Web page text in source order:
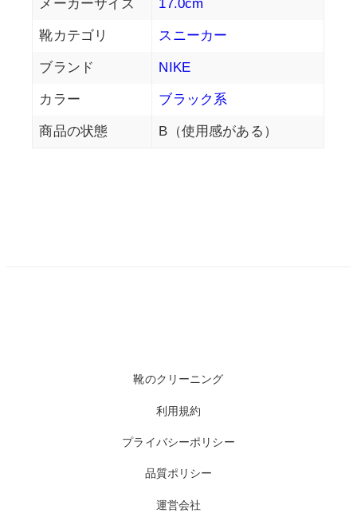
メーカーサイズ 17.0cm
靴カテゴリ スニーカー
ブランド NIKE
カラー ブラック系
商品の状態 B（使用感がある）
靴のクリーニング
利用規約
プライバシーポリシー
品質ポリシー
運営会社